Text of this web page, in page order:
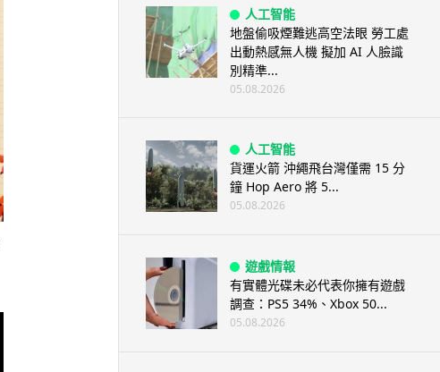
人工智能
地盤偷吸煙難逃高空法眼 勞工處
出動熱感無人機 擬加 AI 人臉識
別精準...
05.08.2026
人工智能
貨運火箭 沖繩飛台灣僅需 15 分
鐘 Hop Aero 將 5...
05.08.2026
遊戲情報
有實體光碟未必代表你擁有遊戲
調查：PS5 34%、Xbox 50...
05.08.2026